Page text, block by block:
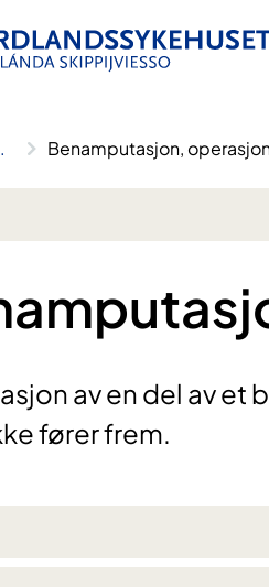
. Benamputasjon,
av en del av et
fører frem.